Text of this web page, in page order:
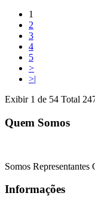
1
2
3
4
5
>
>|
Exibir 1 de 54 Total
Quem Somos
Somos
Informações